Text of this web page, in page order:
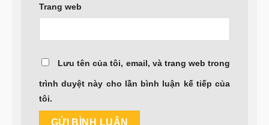
Trang web
Lưu tên của tôi, email, và trang web trong
trình duyệt này cho lần bình luận kế tiếp của
tôi.